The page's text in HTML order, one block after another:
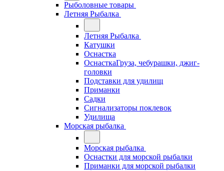
Рыболовные товары
Летняя Рыбалка
Летняя Рыбалка
Катушки
Оснастка
ОснасткаГруза, чебурашки, джиг-
головки
Подставки для удилищ
Приманки
Садки
Сигнализаторы поклевок
Удилища
Морская рыбалка
Морская рыбалка
Оснастки для морской рыбалки
Приманки для морской рыбалки